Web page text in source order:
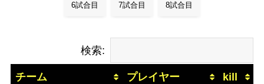
6試合目 7試合目 8試合目
検索:
チーム プレイヤー kill